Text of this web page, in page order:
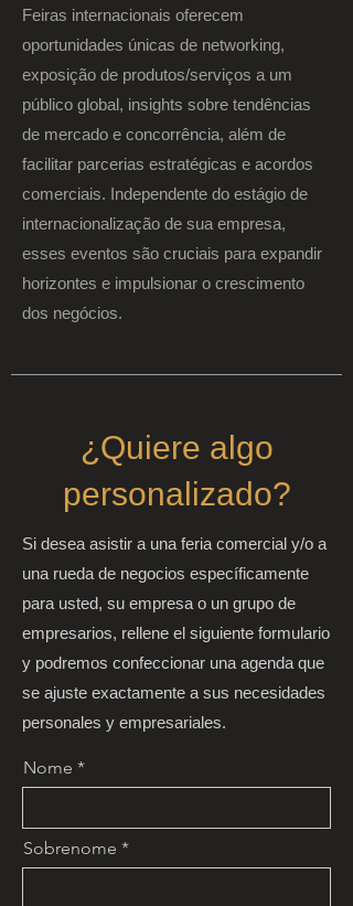
Feiras internacionais oferecem
oportunidades únicas de networking,
exposição de produtos/serviços a um
público global, insights sobre tendências
de mercado e concorrência, além de
facilitar parcerias estratégicas e acordos
comerciais. Independente do estágio de
internacionalização de sua empresa,
esses eventos são cruciais para expandir
horizontes e impulsionar o crescimento
dos negócios.
¿Quiere algo
personalizado?
Si desea asistir a una feria comercial y/o a
una rueda de negocios específicamente
para usted, su empresa o un grupo de
empresarios, rellene el siguiente formulario
y podremos confeccionar una agenda que
se ajuste exactamente a sus necesidades
personales y empresariales.
Nome
Sobrenome